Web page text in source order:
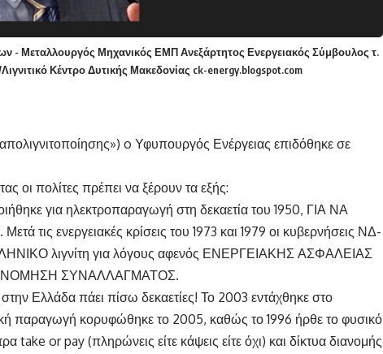
- Μεταλλουργός Μηχανικός ΕΜΠ Ανεξάρτητος Ενεργειακός Σύμβουλος τ.
Κέντρο Δυτικής Μακεδονίας ck-energy.blogspot.com
o Υφυπουργός Ενέργειας επιδόθηκε σε
οι πολίτες πρέπει να ξέρουν τα εξής:
για ηλεκτροπαραγωγή στη δεκαετία του 1950, ΓΙΑ ΝΑ
ενεργειακές κρίσεις του 1973 και 1979 οι κυβερνήσεις ΝΔ-
λιγνίτη για λόγους αφενός ΕΝΕΡΓΕΙΑΚΗΣ ΑΣΦΑΛΕΙΑΣ
ΣΥΝΑΛΛΑΓΜΑΤΟΣ.
Ελλάδα πάει πίσω δεκαετίες! Το 2003 εντάχθηκε στο
παραγωγή κορυφώθηκε το 2005, καθώς το 1996 ήρθε το φυσικό
take or pay (πληρώνεις είτε κάψεις είτε όχι) και δίκτυα διανομής